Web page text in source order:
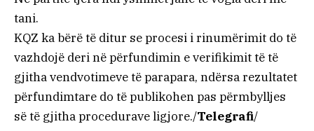
tani.
KQZ ka bërë të ditur se procesi i rinumërimit do të
vazhdojë deri në përfundimin e verifikimit të të
gjitha vendvotimeve të parapara, ndërsa rezultatet
përfundimtare do të publikohen pas përmbylljes
së të gjitha procedurave ligjore./Telegrafi/